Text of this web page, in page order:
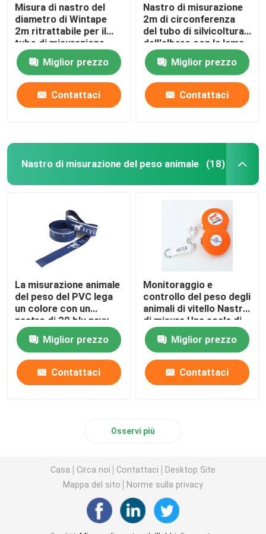
Misura di nastro del
diametro di Wintape
2m ritrattabile per il
tubo di misurazione
Miglior prezzo
Contattaci
Nastro di misurazione
2m di circonferenza
del tubo di silvicoltura
dell'albero con la lama
del metallo di caso di
acciaio inossidabile
Miglior prezzo
Contattaci
Nastro di misurazione del peso animale (18)
La misurazione animale
del peso del PVC lega
un colore con un
nastro di 20 blu navy
delle mani per il
cavallino dei cavalli
Miglior prezzo
Contattaci
Monitoraggio e
controllo del peso degli
animali di vitello Nastro
di misura Una scala di
peso inglese e
francese per le cliniche
veterinarie
Miglior prezzo
Contattaci
Osservi più
Casa Circa noi Contattaci
Desktop Site
Mappa del sito
Norme sulla privacy